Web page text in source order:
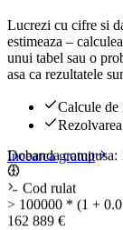
Lucrezi cu cifre si
estimeaza –
unui tabel sau o
asa ca rezultatele
Calcule de
Incearca gratuit
Dobanda
Cod rulat
> 100000 * (1 +
162 889 €